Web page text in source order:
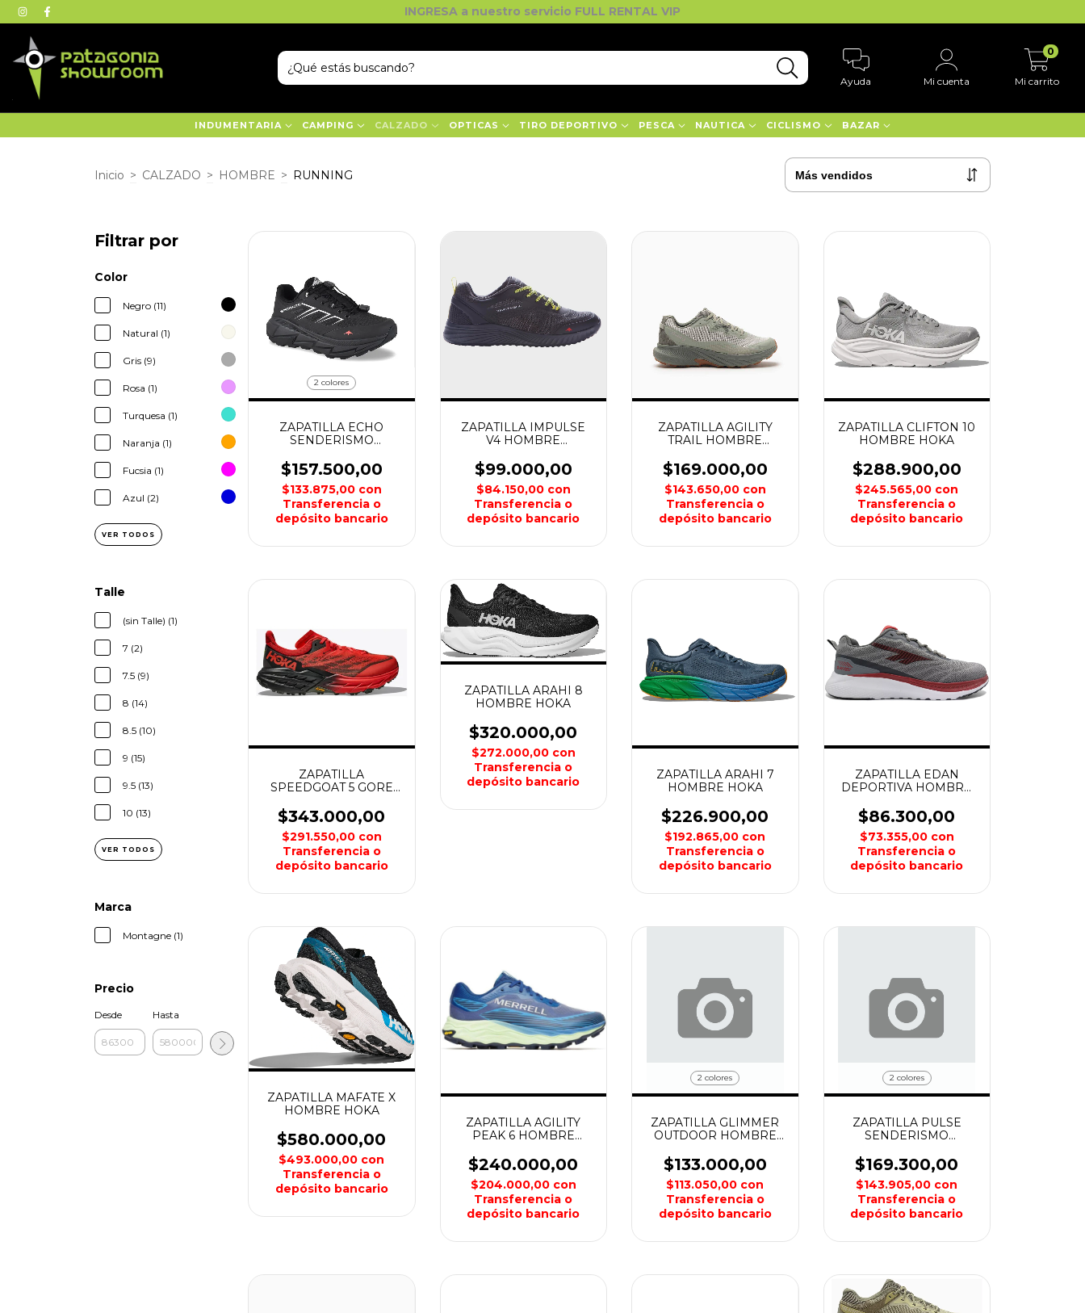
INGRESA a nuestro servicio FULL RENTAL VIP
Ayuda Mi cuenta Mi carrito
0
INDUMENTARIA CAMPING CALZADO OPTICAS TIRO DEPORTIVO PESCA NAUTICA CICLISMO BAZAR
Inicio > CALZADO > HOMBRE > RUNNING
Filtrar por
Color
Negro (11)
Natural (1)
Gris (9)
Rosa (1)
Turquesa (1)
Naranja (1)
Fucsia (1)
Azul (2)
VER TODOS
Talle
(sin Talle) (1)
7 (2)
7.5 (9)
8 (14)
8.5 (10)
9 (15)
9.5 (13)
10 (13)
VER TODOS
Marca
Montagne (1)
Precio
Desde Hasta
2 colores
ZAPATILLA ECHO
SENDERISMO
$157.500,00
$133.875,00 con
Transferencia o
depósito bancario
ZAPATILLA IMPULSE
V4 HOMBRE
$99.000,00
$84.150,00 con
Transferencia o
depósito bancario
ZAPATILLA AGILITY
TRAIL HOMBRE
$169.000,00
$143.650,00 con
Transferencia o
depósito bancario
ZAPATILLA CLIFTON 10
HOMBRE HOKA
$288.900,00
$245.565,00 con
Transferencia o
depósito bancario
ZAPATILLA
SPEEDGOAT 5 GORE
$343.000,00
$291.550,00 con
Transferencia o
depósito bancario
ZAPATILLA ARAHI 8
HOMBRE HOKA
$320.000,00
$272.000,00 con
Transferencia o
depósito bancario
ZAPATILLA ARAHI 7
HOMBRE HOKA
$226.900,00
$192.865,00 con
Transferencia o
depósito bancario
ZAPATILLA EDAN
DEPORTIVA HOMBRE
$86.300,00
$73.355,00 con
Transferencia o
depósito bancario
ZAPATILLA MAFATE X
HOMBRE HOKA
$580.000,00
$493.000,00 con
Transferencia o
depósito bancario
ZAPATILLA AGILITY
PEAK 6 HOMBRE
$240.000,00
$204.000,00 con
Transferencia o
depósito bancario
2 colores
ZAPATILLA GLIMMER
OUTDOOR HOMBRE
$133.000,00
$113.050,00 con
Transferencia o
depósito bancario
2 colores
ZAPATILLA PULSE
SENDERISMO
$169.300,00
$143.905,00 con
Transferencia o
depósito bancario